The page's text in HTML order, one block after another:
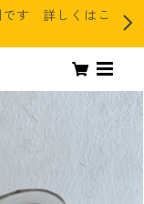
です 詳しくはこ